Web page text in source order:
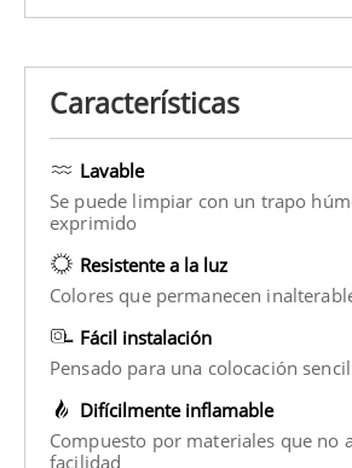
Características
Lavable
Se puede limpiar con un trapo
exprimido
Resistente a la luz
Colores que permanecen
Fácil instalación
Pensado para una colocación
Difícilmente inflamable
Compuesto por materiales que no
facilidad